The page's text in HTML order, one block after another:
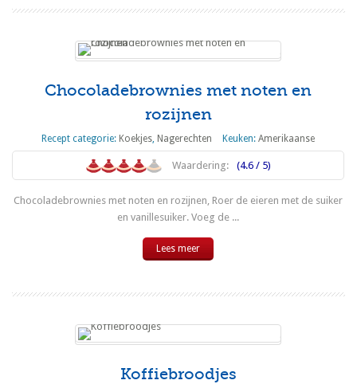
Chocoladebrownies met noten en
rozijnen
Recept categorie: Koekjes, Nagerechten Keuken:Amerikaanse
Waardering: (4.6 / 5)
Chocoladebrownies met noten en rozijnen, Roer de eieren met de suiker
en vanillesuiker. Voeg de ...
Lees meer
Koffiebroodjes